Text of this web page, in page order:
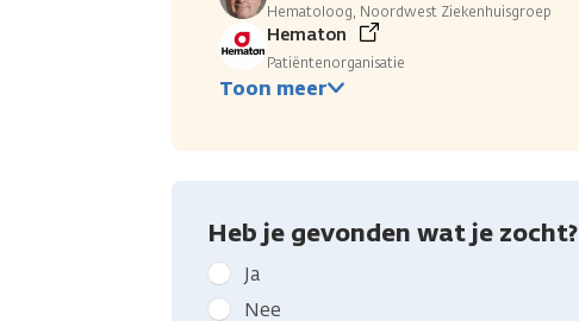
Hematoloog, Noordwest Ziekenhuisgroep
Hematon
Patiëntenorganisatie
Toon meer
Heb je gevonden wat je zocht?
Geef
kanker.nl
Ja
Nee